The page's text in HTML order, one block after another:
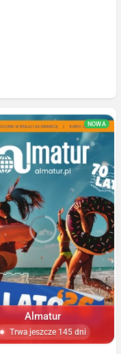
NOWA
Almatur
Trwa jeszcze 145 dni